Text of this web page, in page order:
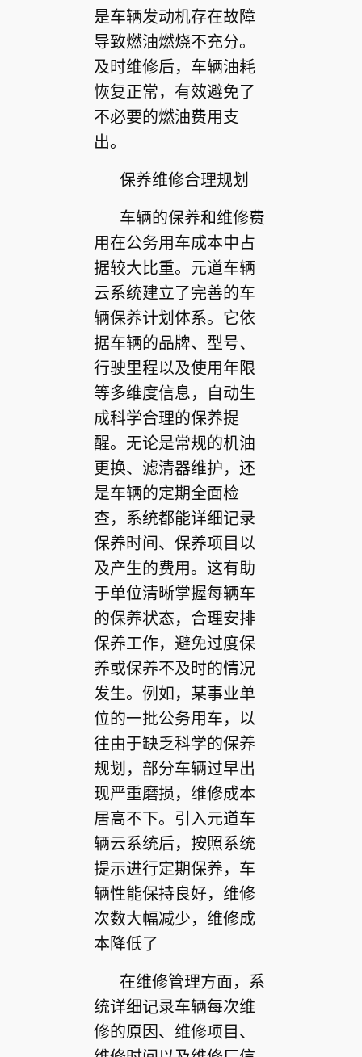
是车辆发动机存在故障
导致燃油燃烧不充分。
及时维修后，车辆油耗
恢复正常，有效避免了
不必要的燃油费用支
出。
保养维修合理规划
车辆的保养和维修费
用在公务用车成本中占
据较大比重。元道车辆
云系统建立了完善的车
辆保养计划体系。它依
据车辆的品牌、型号、
行驶里程以及使用年限
等多维度信息，自动生
成科学合理的保养提
醒。无论是常规的机油
更换、滤清器维护，还
是车辆的定期全面检
查，系统都能详细记录
保养时间、保养项目以
及产生的费用。这有助
于单位清晰掌握每辆车
的保养状态，合理安排
保养工作，避免过度保
养或保养不及时的情况
发生。例如，某事业单
位的一批公务用车，以
往由于缺乏科学的保养
规划，部分车辆过早出
现严重磨损，维修成本
居高不下。引入元道车
辆云系统后，按照系统
提示进行定期保养，车
辆性能保持良好，维修
次数大幅减少，维修成
本降低了
在维修管理方面，系
统详细记录车辆每次维
修的原因、维修项目、